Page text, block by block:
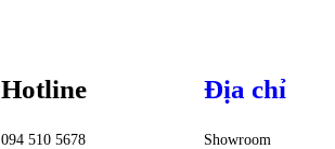
Hotline
094 510 5678
Địa chỉ
Showroom